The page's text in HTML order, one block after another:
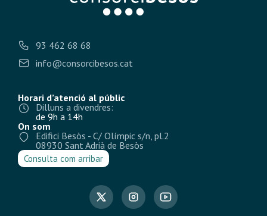
93 462 68 68
info@consorcibesos.cat
Horari d’atenció al públic
Dilluns a divendres:
de 9h a 14h
On som
Edifici Besòs - C/ Olímpic s/n, pl.2
08930 Sant Adrià de Besòs
Consulta com arribar